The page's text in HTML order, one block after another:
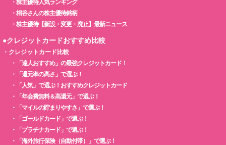
・ 株主優待人気ランキング
・ 桐谷さんの株主優待銘柄
・ 株主優待【新設・変更・廃止】最新ニュース
●クレジットカードおすすめ比較
・ クレジットカード比較
・
「達人おすすめ」の最強クレジットカード！
・
「還元率の高さ」で選ぶ！
・
「人気」で選ぶ！おすすめクレジットカード
・
「年会費無料＆高還元」で選ぶ！
・
「マイルの貯まりやすさ」で選ぶ！
・
「ゴールドカード」で選ぶ！
・
「プラチナカード」で選ぶ！
・
「海外旅行保険（自動付帯）」で選ぶ！